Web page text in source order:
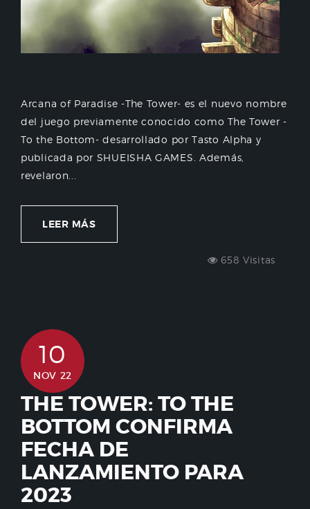
Arcana of Paradise -The Tower- es el nuevo nombre
del juego previamente conocido como The Tower -
To the Bottom- desarrollado por Tasto Alpha y
publicada por SHUEISHA GAMES. Además,
revelaron...
LEER MÁS
658 Visitas
10
NOV 22
THE TOWER: TO THE
BOTTOM CONFIRMA
FECHA DE
LANZAMIENTO PARA
2023